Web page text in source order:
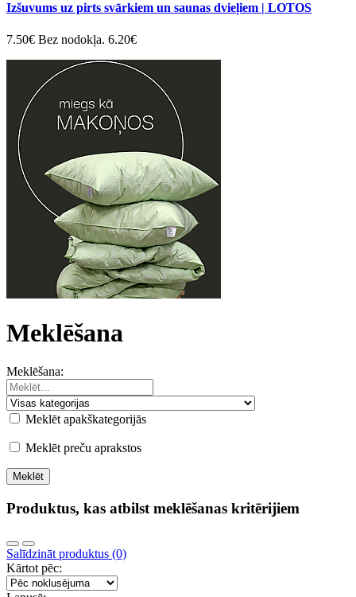
Izšuvums uz pirts svārkiem un saunas dvieļiem | LOTOS
7.50€ Bez nodokļa. 6.20€
Meklēšana
Meklēšana:
Meklēt apakškategorijās
Meklēt preču aprakstos
Produktus, kas atbilst meklēšanas kritērijiem
Salīdzināt produktus (0)
Kārtot pēc: